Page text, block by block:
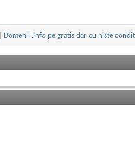
Domenii .info pe gratis dar cu niste